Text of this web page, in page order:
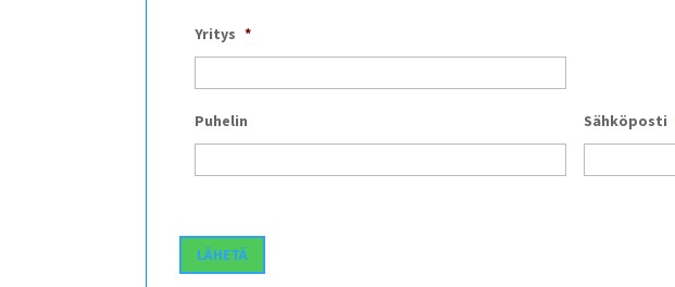
Yritys *
Puhelin Sähköposti